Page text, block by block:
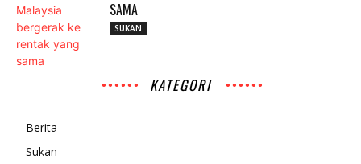
SAMA
SUKAN
KATEGORI
Berita
Sukan